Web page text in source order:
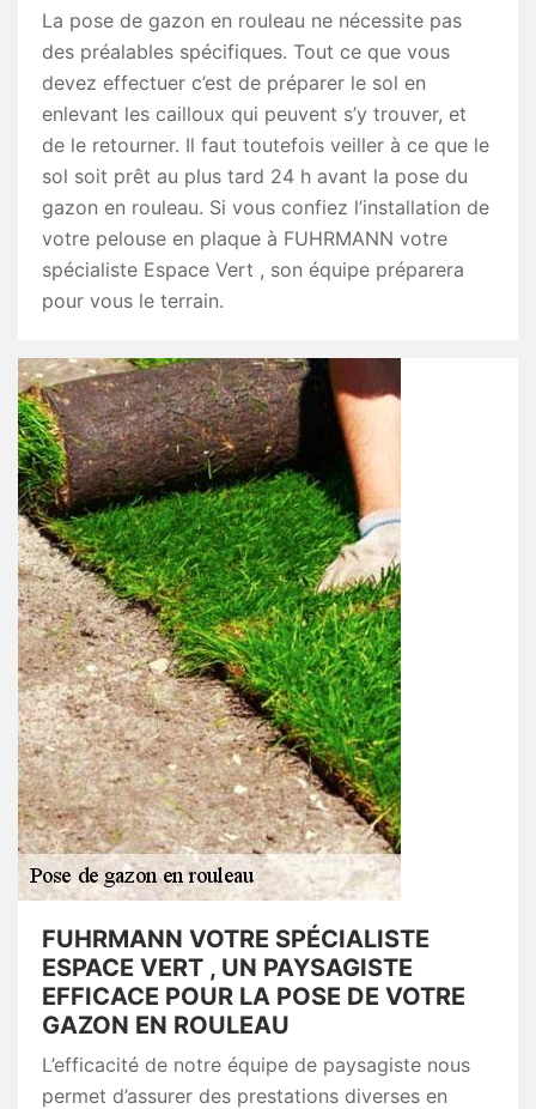
La pose de gazon en rouleau ne nécessite pas
des préalables spécifiques. Tout ce que vous
devez effectuer c’est de préparer le sol en
enlevant les cailloux qui peuvent s’y trouver, et
de le retourner. Il faut toutefois veiller à ce que le
sol soit prêt au plus tard 24 h avant la pose du
gazon en rouleau. Si vous confiez l’installation de
votre pelouse en plaque à FUHRMANN votre
spécialiste Espace Vert , son équipe préparera
pour vous le terrain.
FUHRMANN VOTRE SPÉCIALISTE
ESPACE VERT , UN PAYSAGISTE
EFFICACE POUR LA POSE DE VOTRE
GAZON EN ROULEAU
L’efficacité de notre équipe de paysagiste nous
permet d’assurer des prestations diverses en